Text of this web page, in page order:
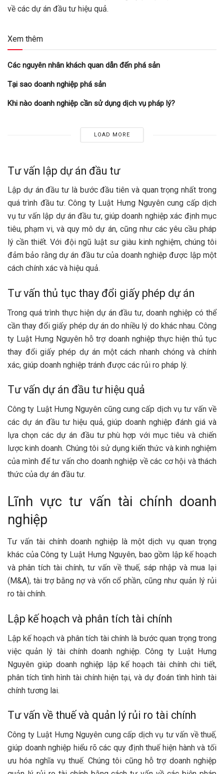
về các dự án đầu tư hiệu quả.
Xem thêm
Các nguyên nhân khách quan dẫn đến phá sản
Tại sao doanh nghiệp phá sản
Khi nào doanh nghiệp cần sử dụng dịch vụ pháp lý?
LOAD MORE
Tư vấn lập dự án đầu tư
Lập dự án đầu tư là bước đầu tiên và quan trọng nhất trong
quá trình đầu tư. Công ty Luật Hưng Nguyên cung cấp dịch
vụ tư vấn lập dự án đầu tư, giúp doanh nghiệp xác định mục
tiêu, phạm vi, và quy mô dự án, cũng như các yêu cầu pháp
lý cần thiết. Với đội ngũ luật sư giàu kinh nghiệm, chúng tôi
đảm bảo rằng dự án đầu tư của doanh nghiệp được lập một
cách chính xác và hiệu quả.
Tư vấn thủ tục thay đổi giấy phép dự án
Trong quá trình thực hiện dự án đầu tư, doanh nghiệp có thể
cần thay đổi giấy phép dự án do nhiều lý do khác nhau. Công
ty Luật Hưng Nguyên hỗ trợ doanh nghiệp thực hiện thủ tục
thay đổi giấy phép dự án một cách nhanh chóng và chính
xác, giúp doanh nghiệp tránh được các rủi ro pháp lý.
Tư vấn dự án đầu tư hiệu quả
Công ty Luật Hưng Nguyên cũng cung cấp dịch vụ tư vấn về
các dự án đầu tư hiệu quả, giúp doanh nghiệp đánh giá và
lựa chọn các dự án đầu tư phù hợp với mục tiêu và chiến
lược kinh doanh. Chúng tôi sử dụng kiến thức và kinh nghiệm
của mình để tư vấn cho doanh nghiệp về các cơ hội và thách
thức của dự án đầu tư.
Lĩnh vực tư vấn tài chính doanh
nghiệp
Tư vấn tài chính doanh nghiệp là một dịch vụ quan trọng
khác của Công ty Luật Hưng Nguyên, bao gồm lập kế hoạch
và phân tích tài chính, tư vấn về thuế, sáp nhập và mua lại
(M&A), tài trợ bằng nợ và vốn cổ phần, cũng như quản lý rủi
ro tài chính.
Lập kế hoạch và phân tích tài chính
Lập kế hoạch và phân tích tài chính là bước quan trọng trong
việc quản lý tài chính doanh nghiệp. Công ty Luật Hưng
Nguyên giúp doanh nghiệp lập kế hoạch tài chính chi tiết,
phân tích tình hình tài chính hiện tại, và dự đoán tình hình tài
chính tương lai.
Tư vấn về thuế và quản lý rủi ro tài chính
Công ty Luật Hưng Nguyên cung cấp dịch vụ tư vấn về thuế,
giúp doanh nghiệp hiểu rõ các quy định thuế hiện hành và tối
ưu hóa nghĩa vụ thuế. Chúng tôi cũng hỗ trợ doanh nghiệp